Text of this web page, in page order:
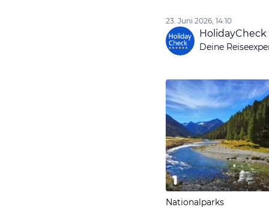
23. Juni 2026, 14:10
HolidayCheck
Deine
1
Nationalparks